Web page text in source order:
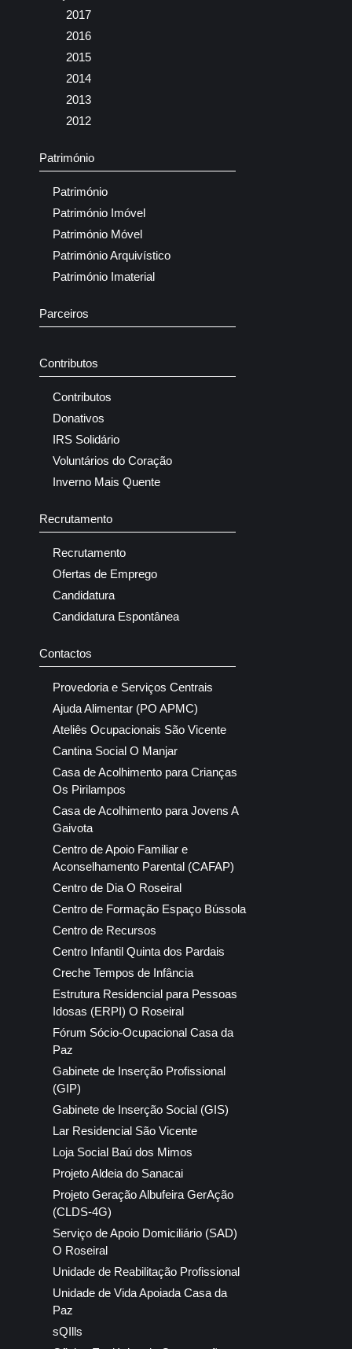
2017
2016
2015
2014
2013
2012
Património
Património
Património Imóvel
Património Móvel
Património Arquivístico
Património Imaterial
Parceiros
Contributos
Contributos
Donativos
IRS Solidário
Voluntários do Coração
Inverno Mais Quente
Recrutamento
Recrutamento
Ofertas de Emprego
Candidatura
Candidatura Espontânea
Contactos
Provedoria e Serviços Centrais
Ajuda Alimentar (PO APMC)
Ateliês Ocupacionais São Vicente
Cantina Social O Manjar
Casa de Acolhimento para Crianças
Os Pirilampos
Casa de Acolhimento para Jovens A
Gaivota
Centro de Apoio Familiar e
Aconselhamento Parental (CAFAP)
Centro de Dia O Roseiral
Centro de Formação Espaço Bússola
Centro de Recursos
Centro Infantil Quinta dos Pardais
Creche Tempos de Infância
Estrutura Residencial para Pessoas
Idosas (ERPI) O Roseiral
Fórum Sócio-Ocupacional Casa da
Paz
Gabinete de Inserção Profissional
(GIP)
Gabinete de Inserção Social (GIS)
Lar Residencial São Vicente
Loja Social Baú dos Mimos
Projeto Aldeia do Sanacai
Projeto Geração Albufeira GerAção
(CLDS-4G)
Serviço de Apoio Domiciliário (SAD)
O Roseiral
Unidade de Reabilitação Profissional
Unidade de Vida Apoiada Casa da
Paz
sQIlls